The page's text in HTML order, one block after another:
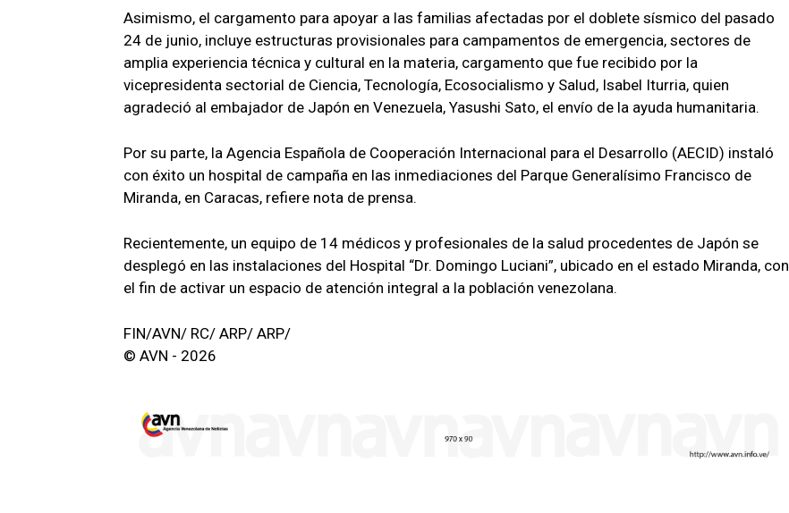
Asimismo, el cargamento para apoyar a las familias afectadas por el doblete sísmico del pasado
24 de junio, incluye estructuras provisionales para campamentos de emergencia, sectores de
amplia experiencia técnica y cultural en la materia, cargamento que fue recibido por la
vicepresidenta sectorial de Ciencia, Tecnología, Ecosocialismo y Salud, Isabel Iturria, quien
agradeció al embajador de Japón en Venezuela, Yasushi Sato, el envío de la ayuda humanitaria.
Por su parte, la Agencia Española de Cooperación Internacional para el Desarrollo (AECID) instaló
con éxito un hospital de campaña en las inmediaciones del Parque Generalísimo Francisco de
Miranda, en Caracas, refiere nota de prensa.
Recientemente, un equipo de 14 médicos y profesionales de la salud procedentes de Japón se
desplegó en las instalaciones del Hospital “Dr. Domingo Luciani”, ubicado en el estado Miranda, con
el fin de activar un espacio de atención integral a la población venezolana.
FIN/AVN/ RC/ ARP/ ARP/
© AVN - 2026